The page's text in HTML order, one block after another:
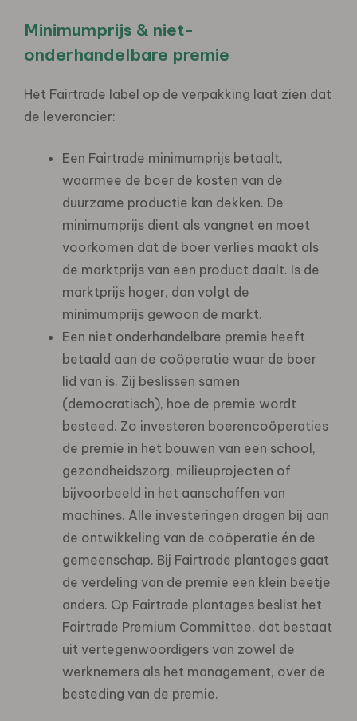
Minimumprijs & niet-
onderhandelbare premie
Het Fairtrade label op de verpakking laat zien dat
de leverancier:
Een Fairtrade minimumprijs betaalt,
waarmee de boer de kosten van de
duurzame productie kan dekken. De
minimumprijs dient als vangnet en moet
voorkomen dat de boer verlies maakt als
de marktprijs van een product daalt. Is de
marktprijs hoger, dan volgt de
minimumprijs gewoon de markt.
Een niet onderhandelbare premie heeft
betaald aan de coöperatie waar de boer
lid van is. Zij beslissen samen
(democratisch), hoe de premie wordt
besteed. Zo investeren boerencoöperaties
de premie in het bouwen van een school,
gezondheidszorg, milieuprojecten of
bijvoorbeeld in het aanschaffen van
machines. Alle investeringen dragen bij aan
de ontwikkeling van de coöperatie én de
gemeenschap. Bij Fairtrade plantages gaat
de verdeling van de premie een klein beetje
anders. Op Fairtrade plantages beslist het
Fairtrade Premium Committee, dat bestaat
uit vertegenwoordigers van zowel de
werknemers als het management, over de
besteding van de premie.